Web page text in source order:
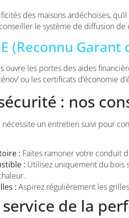
des maisons ardéchoises,
le système de diffusion
(Reconnu Garant
ouvre les portes des aides
ou les certificats d’économie
: nos
un entretien suivi pour
: Faites ramoner votre conduit
: Utilisez uniquement du bois
: Aspirez régulièrement les
service de la